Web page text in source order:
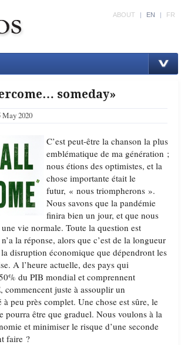
ABOUT | EN | FR
someday»
May 2020
C’est peut-être la chanson la plus
emblématique de ma génération ;
nous étions des optimistes, et la
chose importante était le
futur, « nous triompherons ».
Nous savons que la pandémie
finira bien un jour, et que nous
vie normale. Toute la question est
la réponse, alors que c’est de la longueur
disruption économique que dépendront les
A l’heure actuelle, des pays qui
du PIB mondial et comprennent
commencent juste à assouplir un
peu près complet. Une chose est sûre, le
pourra être que graduel. Nous voulons à la
et minimiser le risque d’une seconde
faire ?